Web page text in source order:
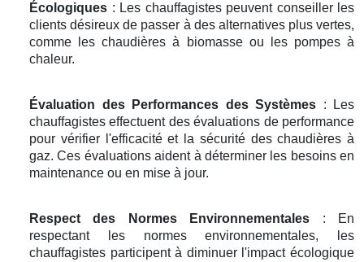
Écologiques : Les chauffagistes peuvent conseiller les
clients désireux de passer à des alternatives plus vertes,
comme les chaudières à biomasse ou les pompes à
chaleur.
Évaluation des Performances des Systèmes : Les
chauffagistes effectuent des évaluations de performance
pour vérifier l'efficacité et la sécurité des chaudières à
gaz. Ces évaluations aident à déterminer les besoins en
maintenance ou en mise à jour.
Respect des Normes Environnementales : En
respectant les normes environnementales, les
chauffagistes participent à diminuer l'impact écologique